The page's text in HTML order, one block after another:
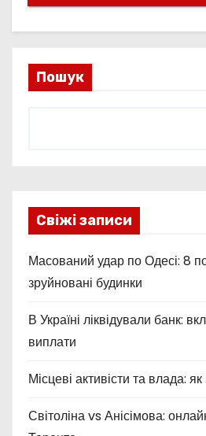
Пошук
Свіжі записи
Масований удар по Одесі: 8
зруйновані будинки
В Україні ліквідували банк:
виплати
Місцеві активісти та влада:
Світоліна vs Анісімова: